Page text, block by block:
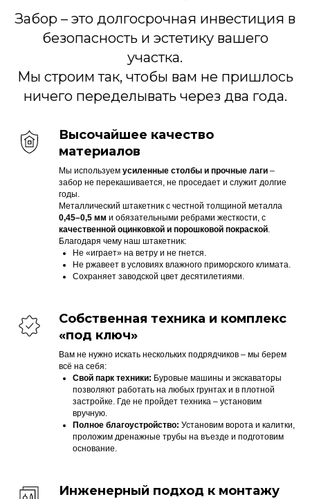
Забор – это долгосрочная инвестиция в
безопасность и эстетику вашего
участка.
Мы строим так, чтобы вам не пришлось
ничего переделывать через два года.
Высочайшее качество
материалов
Мы используем усиленные столбы и прочные лаги –
забор не перекашивается, не проседает и служит долгие
годы.
Металлический штакетник с честной толщиной металла
0,45–0,5 мм и обязательными ребрами жесткости, с
качественной оцинковкой и порошковой покраской.
Благодаря чему наш штакетник:
Не «играет» на ветру и не гнется.
Не ржавеет в условиях влажного приморского климата.
Сохраняет заводской цвет десятилетиями.
Собственная техника и комплекс
«под ключ»
Вам не нужно искать нескольких подрядчиков – мы берем
всё на себя:
Свой парк техники: Буровые машины и экскаваторы
позволяют работать на любых грунтах и в плотной
застройке. Где не пройдет техника – установим
вручную.
Полное благоустройство: Установим ворота и калитки,
проложим дренажные трубы на въезде и подготовим
основание.
Инженерный подход к монтажу